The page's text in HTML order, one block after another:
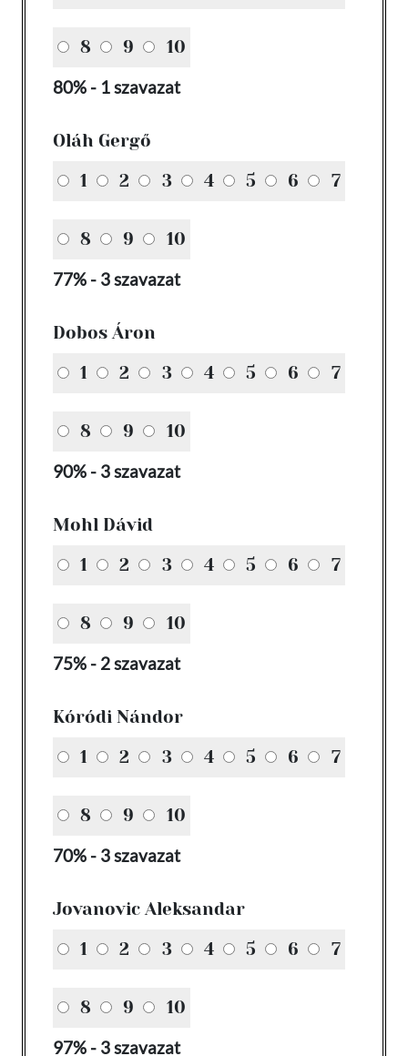
8 9 10
80% - 1 szavazat
Oláh Gergő
1
2 3 4 5 6 7
8 9 10
77% - 3 szavazat
Dobos Áron
1
2 3 4 5 6 7
8 9 10
90% - 3 szavazat
Mohl Dávid
1
2 3 4 5 6 7
8 9 10
75% - 2 szavazat
Kóródi Nándor
1
2 3 4 5 6 7
8 9 10
70% - 3 szavazat
Jovanovic Aleksandar
1
2 3 4 5 6 7
8 9 10
97% - 3 szavazat